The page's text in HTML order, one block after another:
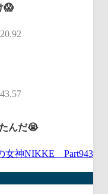
😱
んだ😭
女神NIKKE Part943